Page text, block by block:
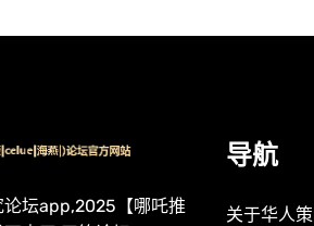
坛app,2025【哪吒推
导航
关于华人